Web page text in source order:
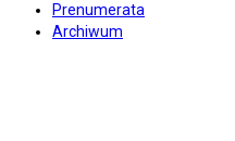
Prenumerata
Archiwum